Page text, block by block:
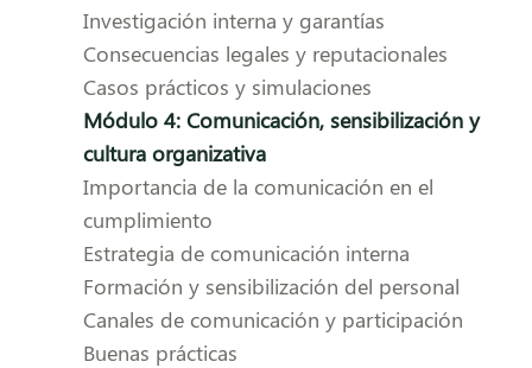
Investigación interna y garantías
Consecuencias legales y reputacionales
Casos prácticos y simulaciones
Módulo 4: Comunicación, sensibilización y
cultura organizativa
Importancia de la comunicación en el
cumplimiento
Estrategia de comunicación interna
Formación y sensibilización del personal
Canales de comunicación y participación
Buenas prácticas